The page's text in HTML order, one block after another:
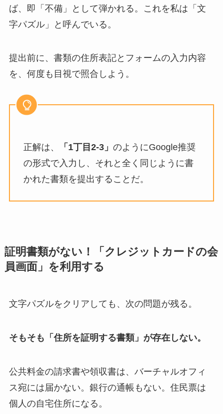
ば、即「不備」として弾かれる。これを私は「文
字パズル」と呼んでいる。
提出前に、書類の住所表記とフォームの入力内容
を、何度も目視で照合しよう。
正解は、 「1丁目2-3」 のようにGoogle推奨
の形式で入力し、それと全く同じように書
かれた書類を提出することだ。
証明書類がない！「クレジットカードの会
員画面」を利用する
文字パズルをクリアしても、次の問題が残る。
そもそも「住所を証明する書類」が存在しない。
公共料金の請求書や領収書は、バーチャルオフィ
ス宛には届かない。銀行の通帳もない。住民票は
個人の自宅住所になる。